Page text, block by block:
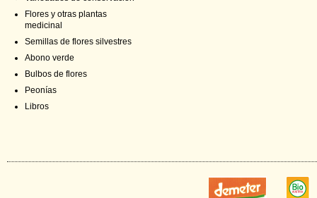
Flores y otras plantas
medicinal
Semillas de flores silvestres
Abono verde
Bulbos de flores
Peonías
Libros